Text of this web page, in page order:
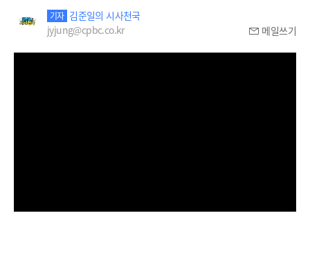
기자 김준일의 시사천국
jyjung@cpbc.co.kr
메일쓰기